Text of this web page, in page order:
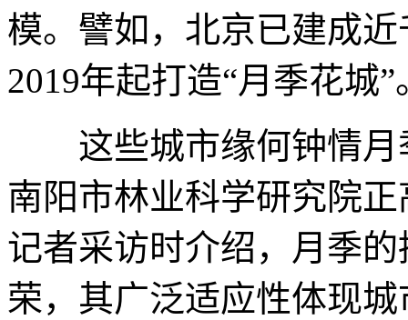
模。譬如，北京已建成
2019年起打造“月季花城”
这些城市缘何钟情月
南阳市林业科学研究院
记者采访时介绍，月季
荣，其广泛适应性体现